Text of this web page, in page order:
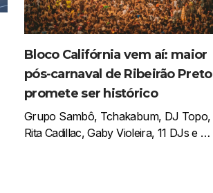
Bloco Califórnia vem aí: maior
pós-carnaval de Ribeirão Preto
promete ser histórico
Grupo Sambô, Tchakabum, DJ Topo,
Rita Cadillac, Gaby Violeira, 11 DJs e …